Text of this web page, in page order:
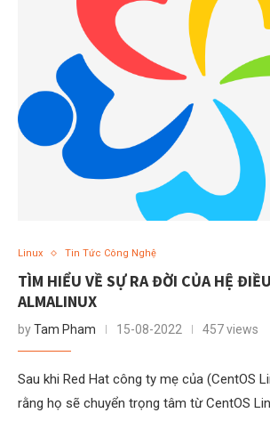
Linux Tin Tức Công Nghệ
TÌM HIỂU VỀ SỰ RA ĐỜI CỦA HỆ
ALMALINUX
byTam Pham 15-08-2022 457 views
Sau khi Red Hat công ty mẹ của (CentOS
rằng họ sẽ chuyển trọng tâm từ CentOS